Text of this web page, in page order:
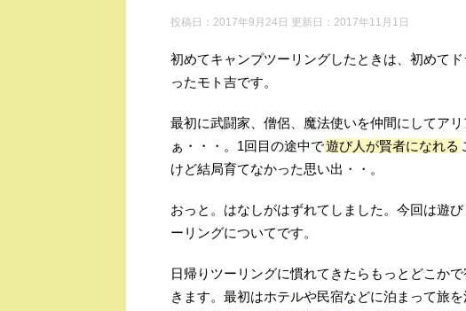
投稿日：2017年9月24日 更新日： 2017年11月1日
初めてキャンプツーリングしたときは、初めて
ったモト吉です。
最初に武闘家、僧侶、魔法使いを仲間にしてア
ぁ・・・。1回目の途中で遊び人が賢者になれる
けど結局育てなかった思い出・・。
おっと。はなしがはずれてしました。今回は遊
ーリングについてです。
日帰りツーリングに慣れてきたらもっとどこか
きます。最初はホテルや民宿などに泊まって旅